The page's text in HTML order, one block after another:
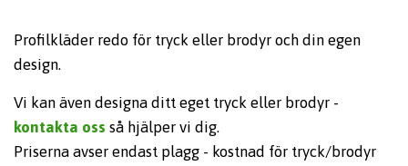
Profilkläder redo för tryck eller brodyr och din egen
design.
Vi kan även designa ditt eget tryck eller brodyr -
kontakta oss så hjälper vi dig.
Priserna avser endast plagg - kostnad för tryck/brodyr